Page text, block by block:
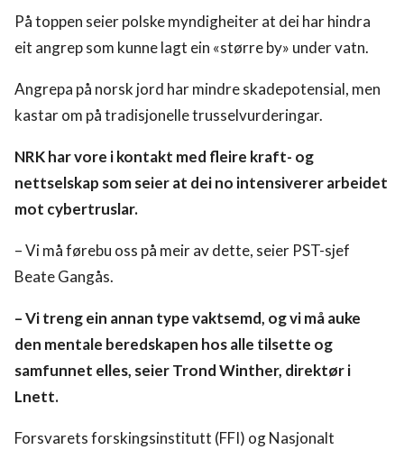
På toppen seier polske myndigheiter at dei har hindra
eit angrep som kunne lagt ein «større by» under vatn.
Angrepa på norsk jord har mindre skadepotensial, men
kastar om på tradisjonelle trusselvurderingar.
NRK har vore i kontakt med fleire kraft- og
nettselskap som seier at dei no intensiverer arbeidet
mot cybertruslar.
– Vi må førebu oss på meir av dette, seier PST-sjef
Beate Gangås.
– Vi treng ein annan type vaktsemd, og vi må auke
den mentale beredskapen hos alle tilsette og
samfunnet elles, seier Trond Winther, direktør i
Lnett.
Forsvarets forskingsinstitutt (FFI) og Nasjonalt